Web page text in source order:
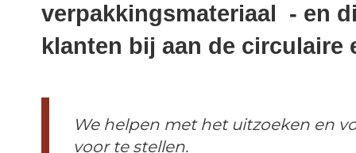
verpakkingsmateriaal - en
klanten bij aan de circulaire
We helpen met het uitzoeken en
voor te stellen.